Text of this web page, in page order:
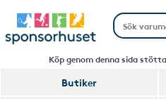
Köp genom denna sida
Butiker